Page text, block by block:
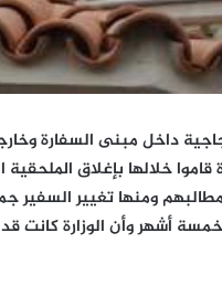
داخل مبنى السفارة
خلالها بإغلاق الملحقية
ومنها تغيير السفير
أشهر وأن الوزارة كانت